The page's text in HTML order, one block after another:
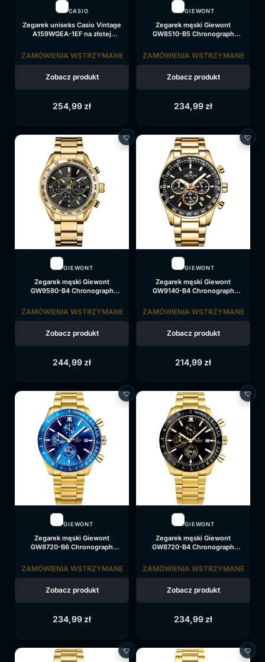
CASIO
Zegarek uniseks Casio Vintage
A159WGEA-1EF na złotej
254,99 zł
ZAMÓWIENIA WSTRZYMANE
Zobacz produkt
GIEWONT
Zegarek męski Giewont
GW8510-B5 Chronograph
czarna tarcza
234,99 zł
ZAMÓWIENIA WSTRZYMANE
Zobacz produkt
GIEWONT
Zegarek męski Giewont
GW9580-B4 Chronograph
czarna tarcza
244,99 zł
ZAMÓWIENIA WSTRZYMANE
Zobacz produkt
GIEWONT
Zegarek męski Giewont
GW9140-B4 Chronograph
czarna tarcza
214,99 zł
ZAMÓWIENIA WSTRZYMANE
Zobacz produkt
GIEWONT
Zegarek męski Giewont
GW8720-B6 Chronograph
niebieska tarcza
234,99 zł
ZAMÓWIENIA WSTRZYMANE
Zobacz produkt
GIEWONT
Zegarek męski Giewont
GW8720-B4 Chronograph
czarna tarcza
234,99 zł
ZAMÓWIENIA WSTRZYMANE
Zobacz produkt